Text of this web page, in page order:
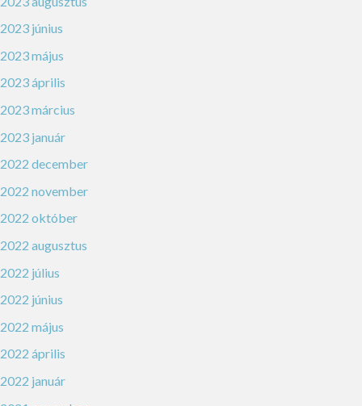
2023 június
2023 május
2023 április
2023 március
2023 január
2022 december
2022 november
2022 október
2022 augusztus
2022 július
2022 június
2022 május
2022 április
2022 január